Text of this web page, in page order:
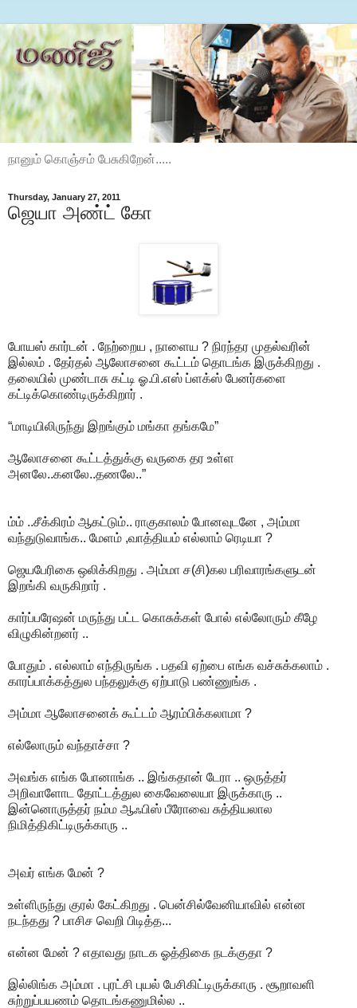
நானும் கொஞ்சம் பேசுகிறேன்.....
Thursday, January 27, 2011
ஜெயா அண்ட் கோ
போயஸ் கார்டன் . நேற்றைய , நாளைய ? நிரந்தர முதல்வரின்
இல்லம் . தேர்தல் ஆலோசனை கூட்டம் தொடங்க இருக்கிறது .
தலையில் முண்டாசு கட்டி ஓ.பி.எஸ் ப்ளக்ஸ் பேனர்களை
கட்டிக்கொண்டிருக்கிறார் .
“மாடியிலிருந்து இறங்கும் மங்கா தங்கமே”
ஆலோசனை கூட்டத்துக்கு வருகை தர உள்ள
அனலே..கனலே..தணலே..”
ம்ம் ..சீக்கிரம் ஆகட்டும்.. ராகுகாலம் போனவுடனே , அம்மா
வந்துடுவாங்க.. மேளம் ,வாத்தியம் எல்லாம் ரெடியா ?
ஜெயபேரிகை ஒலிக்கிறது . அம்மா ச(சி)கல பரிவாரங்களுடன்
இறங்கி வருகிறார் .
கார்ப்பரேஷன் மருந்து பட்ட கொசுக்கள் போல் எல்லோரும் கீழே
விழுகின்றனர் ..
போதும் . எல்லாம் எந்திருங்க . பதவி ஏற்பை எங்க வச்சுக்கலாம் .
காரப்பாக்கத்துல பந்தலுக்கு ஏற்பாடு பண்ணுங்க .
அம்மா ஆலோசனைக் கூட்டம் ஆரம்பிக்கலாமா ?
எல்லோரும் வந்தாச்சா ?
அவங்க எங்க போனாங்க .. இங்கதான் டேரா .. ஒருத்தர்
அறிவாளோட தோட்டத்துல கைவேலையா இருக்காரு ..
இன்னொருத்தர் நம்ம ஆஃபிஸ் பீரோவை சுத்தியலால
நிமித்திகிட்டிருக்காரு ..
அவர் எங்க மேன் ?
உள்ளிருந்து குரல் கேட்கிறது . பென்சில்வேனியாவில் என்ன
நடந்தது ? பாசிச வெறி பிடித்த...
என்ன மேன் ? எதாவது நாடக ஓத்திகை நடக்குதா ?
இல்லிங்க அம்மா . புரட்சி புயல் பேசிகிட்டிருக்காரு . சூறாவளி
சுற்றுப்பயணம் தொடங்கணுமில்ல ..